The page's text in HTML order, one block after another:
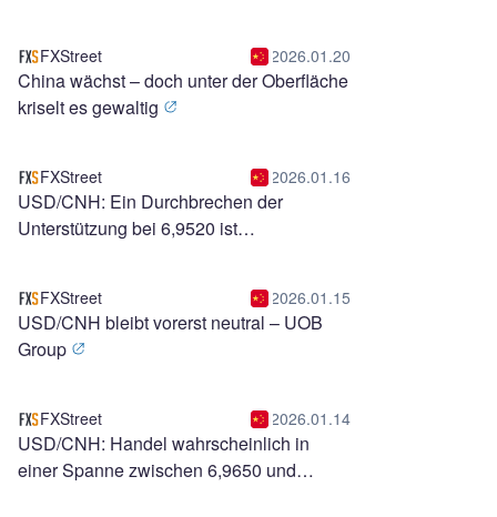
FXStreet 2026.01.20
China wächst – doch unter der Oberfläche
kriselt es gewaltig
FXStreet 2026.01.16
USD/CNH: Ein Durchbrechen der
Unterstützung bei 6,9520 ist
FXStreet 2026.01.15
USD/CNH bleibt vorerst neutral – UOB
Group
FXStreet 2026.01.14
USD/CNH: Handel wahrscheinlich in
einer Spanne zwischen 6,9650 und